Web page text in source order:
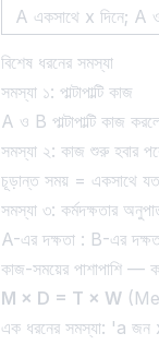
A একসাথে x দিনে;
বিশেষ ধরনের সমস্যা
সমস্যা ১: পাল্টাপাল্টি কাজ
A ও B পাল্টাপাল্টি কাজ
সমস্যা ২: কাজ শুরু হবার
চূড়ান্ত সময় = একসাথে যত
সমস্যা ৩: কর্মদক্ষতার
A-এর দক্ষতা : B-এর
কাজ-সময়ের পাশাপাশি —
M × D = T × W
এক ধরনের সমস্যা: 'a জন